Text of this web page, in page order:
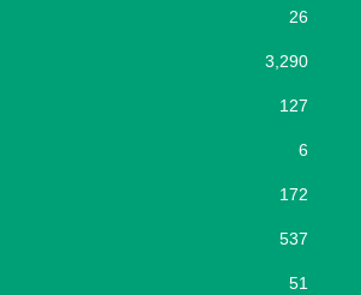
26
3,290
127
6
172
537
51